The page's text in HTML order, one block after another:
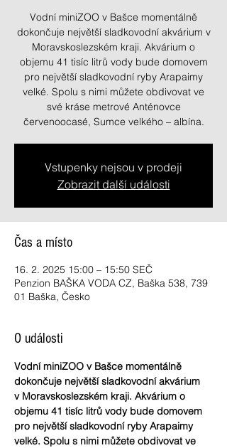
Vodní miniZOO v Bašce momentálně
dokončuje největší sladkovodní akvárium v
Moravskoslezském kraji. Akvárium o
objemu 41 tisíc litrů vody bude domovem
pro největší sladkovodní ryby Arapaimy
velké. Spolu s nimi můžete obdivovat ve
své kráse metrové Anténovce
červenoocasé, Sumce velkého – albína.
Vstupenky nejsou v prodeji
Zobrazit další události
Čas a místo
16. 2. 2025 15:00 – 15:50 SEČ
Penzion BAŠKA VODA CZ, Baška 538, 739
01 Baška, Česko
O události
Vodní miniZOO v Bašce momentálně
dokončuje největší sladkovodní akvárium
v Moravskoslezském kraji. Akvárium o
objemu 41 tisíc litrů vody bude domovem
pro největší sladkovodní ryby Arapaimy
velké. Spolu s nimi můžete obdivovat ve